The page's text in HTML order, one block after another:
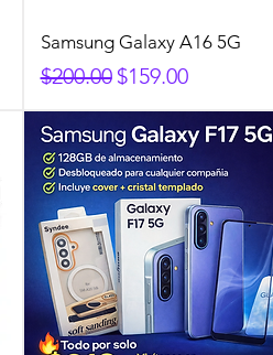
Samsung Galaxy A16 5G
Precio
$200.00 Precio de oferta
$159.00